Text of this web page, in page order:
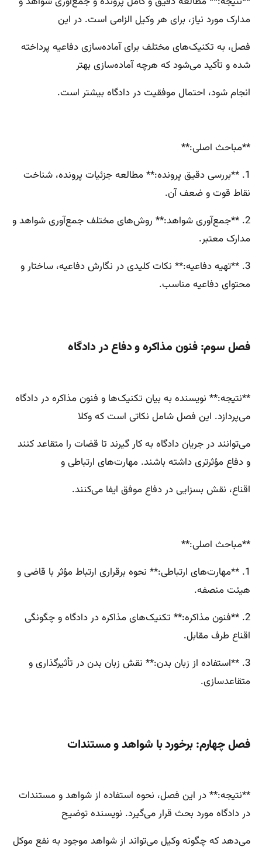
مدارک مورد نیاز، برای هر وکیل الزامی است. در این
فصل، به تکنیک‌های مختلف برای آماده‌سازی دفاعیه پرداخته
شده و تأکید می‌شود که هرچه آماده‌سازی بهتر
انجام شود، احتمال موفقیت در دادگاه بیشتر است.
**مباحث اصلی:**
1. **بررسی دقیق پرونده:** مطالعه جزئیات پرونده، شناخت
نقاط قوت و ضعف آن.
2. **جمع‌آوری شواهد:** روش‌های مختلف جمع‌آوری شواهد و
مدارک معتبر.
3. **تهیه دفاعیه:** نکات کلیدی در نگارش دفاعیه، ساختار و
محتوای دفاعیه مناسب.
فصل سوم: فنون مذاکره و دفاع در دادگاه
**نتیجه:** نویسنده به بیان تکنیک‌ها و فنون مذاکره در دادگاه
می‌پردازد. این فصل شامل نکاتی است که وکلا
می‌توانند در جریان دادگاه به کار گیرند تا قضات را متقاعد کنند
و دفاع مؤثرتری داشته باشند. مهارت‌های ارتباطی و
اقناع، نقش بسزایی در دفاع موفق ایفا می‌کنند.
**مباحث اصلی:**
1. **مهارت‌های ارتباطی:** نحوه برقراری ارتباط مؤثر با قاضی و
هیئت منصفه.
2. **فنون مذاکره:** تکنیک‌های مذاکره در دادگاه و چگونگی
اقناع طرف مقابل.
3. **استفاده از زبان بدن:** نقش زبان بدن در تأثیرگذاری و
متقاعدسازی.
فصل چهارم: برخورد با شواهد و مستندات
**نتیجه:** در این فصل، نحوه استفاده از شواهد و مستندات
در دادگاه مورد بحث قرار می‌گیرد. نویسنده توضیح
می‌دهد که چگونه وکیل می‌تواند از شواهد موجود به نفع موکل